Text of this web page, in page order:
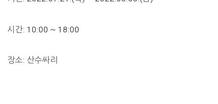
시간: 10:00 ~ 18:00
장소: 산수싸리